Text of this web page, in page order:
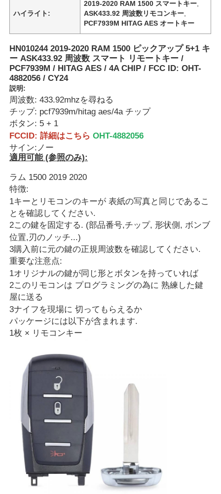
ホーム
製品
ハイライト:
2019-2020 RAM 1500 スマートキー
ASK433.92 周波数リモコンキー
PCF7939M HITAG AES オートキー
HN010244 2019-2020 RAM 1500 ピックアップ 5+1 キ
ー ASK433.92 周波数 スマート リモートキー /
PCF7939M / HITAG AES / 4A CHIP / FCC ID: OHT-
4882056 / CY24
説明:
周波数: 433.92mhzを尋ねる
チップ: pcf7939m/hitag aes/4a チップ
ボタン: 5 + 1
FCCID: 詳細はこちら OHT-4882056
サイン:ノー
適用可能 (参照のみ):
ラム 1500 2019 2020
特徴:
1キーとリモコンのキーが 表紙の写真と同じであるこ
とを確認してください.
2この鍵を固定する. (部品番号,チップ, 形状側, ボンブ
位置,刃のノッチ...)
3購入前に元の鍵の正規周波数を確認してください.
重要な注意点:
1オリジナルの鍵が同じ形とボタンを持っていれば
2このリモコンは プログラミングの為に 熟練した鍵
屋に送る
3ナイフを現場に 切ってもらえるか
パッケージには以下が含まれます.
1枚 × リモコンキー